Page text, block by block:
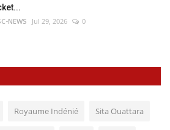
NEWS Jul 29, 2026 0
Royaume Indénié Sita Ouattara